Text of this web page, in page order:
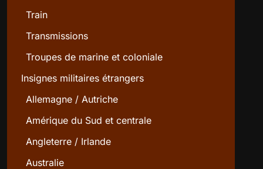
Train
Transmissions
Troupes de marine et coloniale
Insignes militaires étrangers
Allemagne / Autriche
Amérique du Sud et centrale
Angleterre / Irlande
Australie